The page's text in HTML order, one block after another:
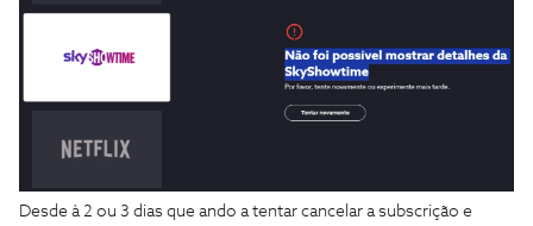
Desde à 2 ou 3 dias que ando a tentar cancelar a subscrição e